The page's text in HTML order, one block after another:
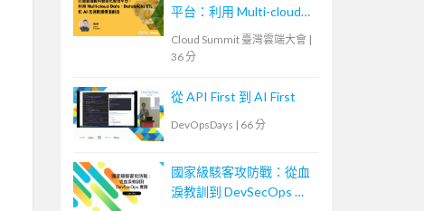
平台：利用 Multi-cloud
Data、Databricks ETL 和
AI 加速數據價值創造
Cloud Summit 臺灣雲端大會 |
36 分
從 API First 到 AI First
DevOpsDays | 66 分
國家級駭客攻防戰：從血
淚教訓到 DevSecOps 實